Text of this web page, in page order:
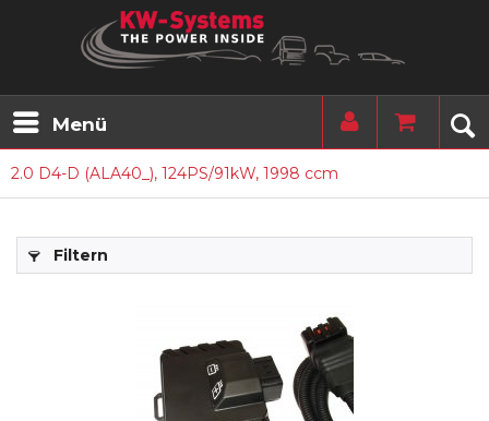
Menü
2.0 D4-D (ALA40_), 124PS/91kW, 1998 ccm
Filtern